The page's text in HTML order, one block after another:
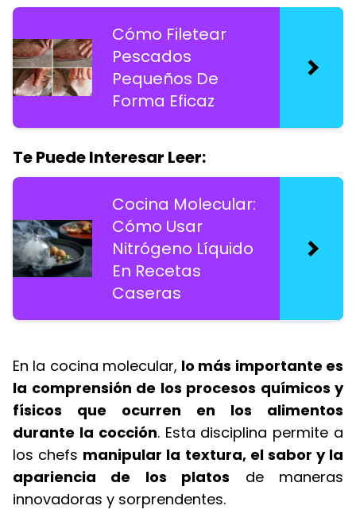
Cómo Filetear
Pescados
Pequeños De
Forma Eficaz
Te Puede Interesar Leer:
Cocina Molecular:
Cómo Usar
Nitrógeno Líquido
En Recetas
Caseras
En la cocina molecular, lo más importante es
la comprensión de los procesos químicos y
físicos que ocurren en los alimentos
durante la cocción. Esta disciplina permite a
los chefs manipular la textura, el sabor y la
apariencia de los platos de maneras
innovadoras y sorprendentes.